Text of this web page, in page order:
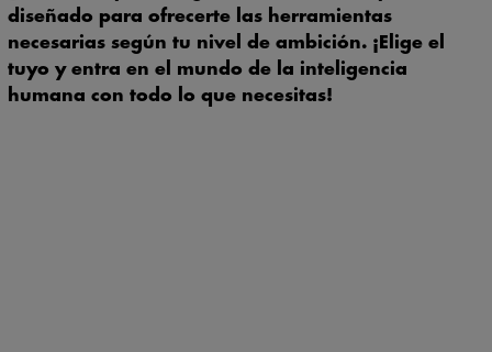
diseñado para ofrecerte las herramientas
necesarias según tu nivel de ambición. ¡Elige el
tuyo y entra en el mundo de la inteligencia
humana con todo lo que necesitas!